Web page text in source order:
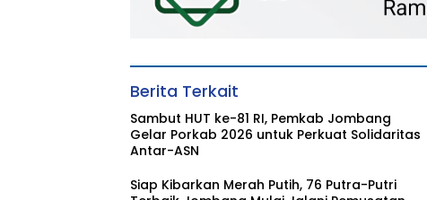
Berita Terkait
Sambut HUT ke-81 RI, Pemkab Jombang
Gelar Porkab 2026 untuk Perkuat Solidaritas
Antar-ASN
Siap Kibarkan Merah Putih, 76 Putra-Putri